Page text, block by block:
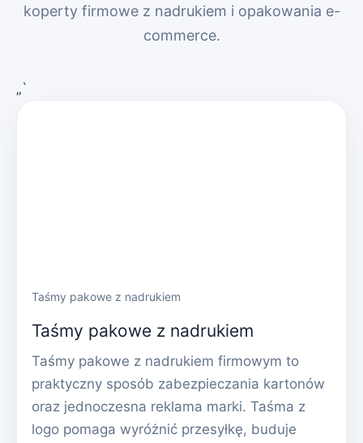
koperty firmowe z nadrukiem i opakowania e-
commerce.
„`
Taśmy pakowe z nadrukiem
Taśmy pakowe z nadrukiem
Taśmy pakowe z nadrukiem firmowym to
praktyczny sposób zabezpieczania kartonów
oraz jednoczesna reklama marki. Taśma z
logo pomaga wyróżnić przesyłkę, buduje